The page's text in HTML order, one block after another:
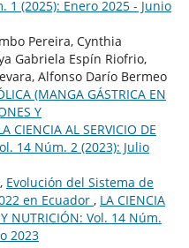
1 (2025): Enero 2025 - Junio
Pereira, Cynthia
Gabriela Espín Riofrio,
Alfonso Darío Bermeo
(MANGA GÁSTRICA EN
Y
CIENCIA AL SERVICIO DE
14 Núm. 2 (2023): Julio
Evolución del Sistema de
en Ecuador , LA CIENCIA
Y NUTRICIÓN: Vol. 14 Núm.
2023